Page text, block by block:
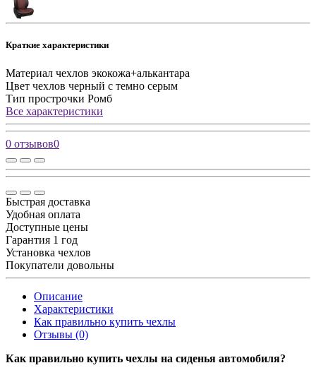
Краткие характеристики
Материал чехлов экокожа+алькантара
Цвет чехлов черный с темно серым
Тип прострочки Ромб
Все характеристики
0 отзывов0
Быстрая доставка
Удобная оплата
Доступные цены
Гарантия 1 год
Установка чехлов
Покупатели довольны
Описание
Характеристики
Как правильно купить чехлы
Отзывы (0)
Как правильно купить чехлы на сиденья автомобиля?